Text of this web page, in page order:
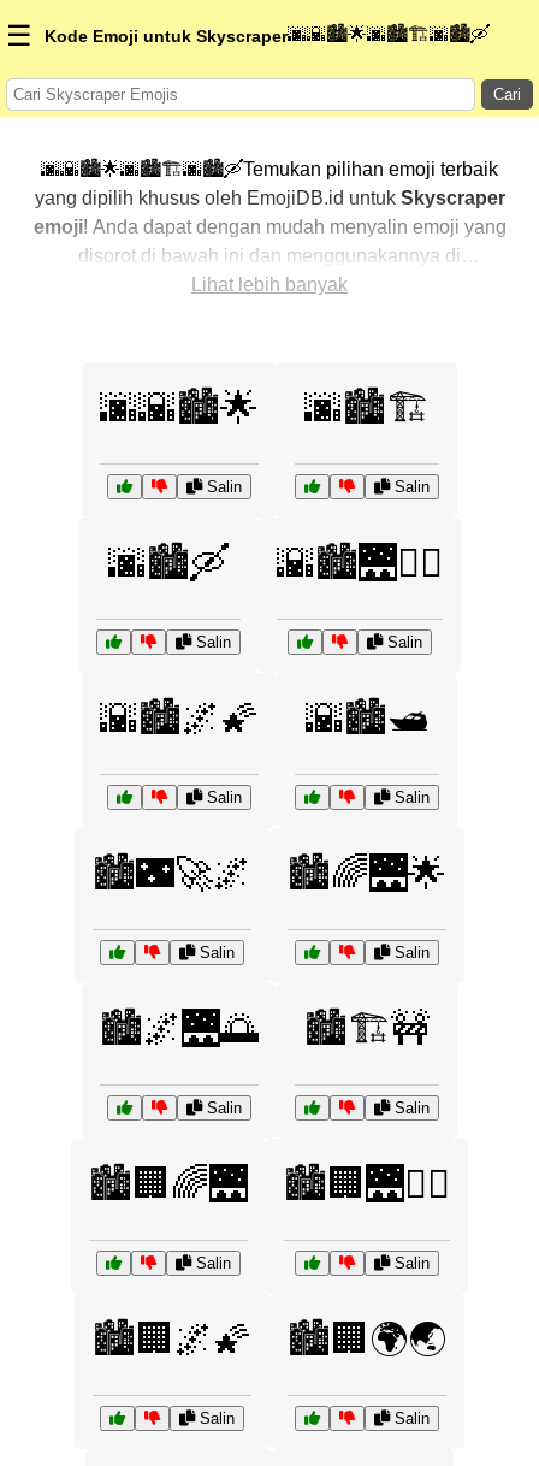
☰ Kode Emoji untuk Skyscraper🌆🌇🏙️🌟🌆🏙️🏗️🌆🏙️🛶
Cari
🌆🌇🏙️🌟🌆🏙️🏗️🌆🏙️🛶Temukan pilihan emoji terbaik
yang dipilih khusus oleh EmojiDB.id untuk Skyscraper
emoji! Anda dapat dengan mudah menyalin emoji yang
disorot di bawah ini dan menggunakannya di
percakapan Anda untuk menambahkan sentuhan
lainnya untuk menemukan cara baru dalam
mengekspresikan
Skyscraper dengan emoji
Lihat lebih banyak
🌆🌇🏙️🌟
Salin
🌆🏙️🏗️
Salin
🌆🏙️🛶
Salin
🌇🏙️🌉🚶‍♂️
Salin
🌇🏙️🌌🌠
Salin
🌇🏙️🛥️
Salin
🏙️🌃🚀🌌
Salin
🏙️🌈🌉🌟
Salin
🏙️🌌🌉🌅
Salin
🏙️🏗️🚧
Salin
🏙️🏢🌈🌉
Salin
🏙️🏢🌉🚶‍♀️
Salin
🏙️🏢🌌🌠
Salin
🏙️🏢🌍🌏
Salin